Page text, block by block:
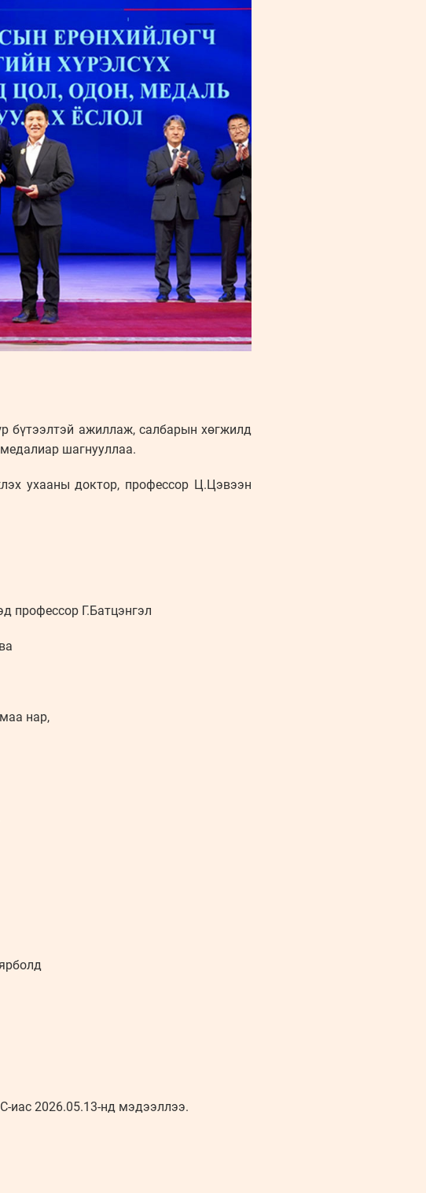
бүтээлтэй ажиллаж, салбарын хөгжилд
шагнууллаа.
ухааны доктор, профессор Ц.Цэвээн
профессор Г.Батцэнгэл
нар,
иас 2026.05.13-нд мэдээллээ.